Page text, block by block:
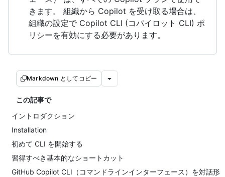
きます。 組織から Copilot を受け取る場合は、
組織の設定で Copilot CLI (コパイロット CLI) ポ
リシーを有効にする必要があります。
Markdown としてコピー
この記事で
イントロダクション
Installation
初めて CLI を開始する
習得すべき基本的なショートカット
GitHub Copilot CLI（コマンドラインインターフェース）を対話形